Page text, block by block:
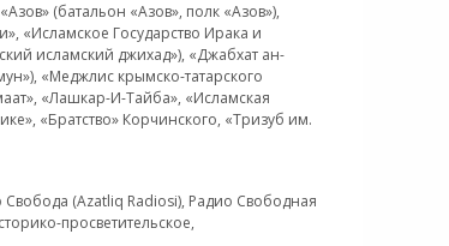
(батальон «Азов», полк «Азов»),
«Исламское Государство Ирака и
исламский джихад»), «Джабхат ан-
«Меджлис крымско-татарского
«Лашкар-И-Тайба», «Исламская
«Братство» Корчинского, «Тризуб им.
(Azatliq Radiosi), Радио Свободная
просветительское,